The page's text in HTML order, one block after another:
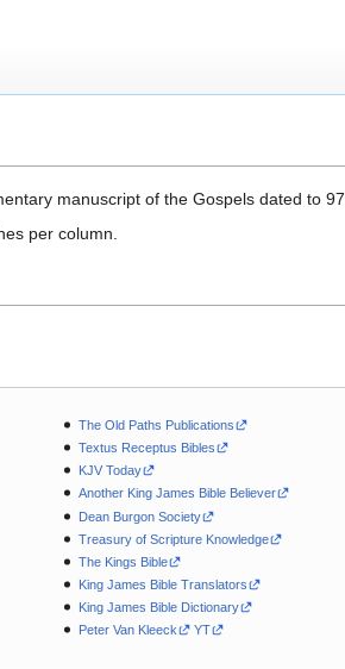
manuscript of the Gospels dated to
per column.
The Old Paths Publications
Textus Receptus Bibles
KJV Today
Another King James Bible Believer
Dean Burgon Society
Treasury of Scripture Knowledge
The Kings Bible
King James Bible Translators
King James Bible Dictionary
Peter Van Kleeck
YT